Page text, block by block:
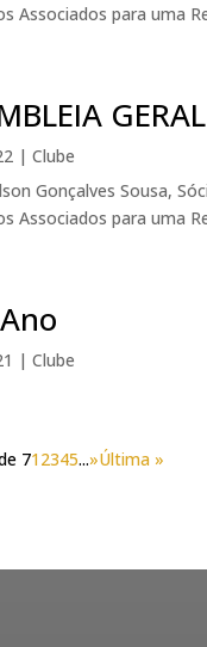
Associados para uma
|Clube
Gonçalves Sousa,
Associados para uma
|Clube
712345...»Última »